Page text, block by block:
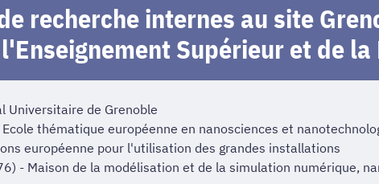
recherche internes au site
Supérieur et de la
Universitaire de Grenoble
thématique européenne en nanosciences et
européenne pour l'utilisation des grandes installations
- Maison de la modélisation et de la simulation numérique,